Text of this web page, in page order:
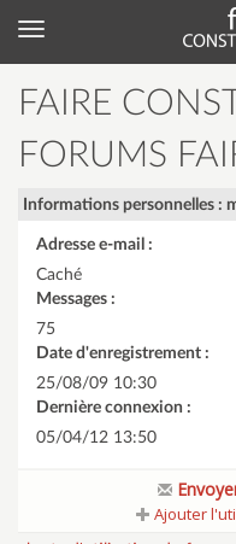
Menu
FAIRE
FORUMS
Informations personnelles :
Adresse e-mail :
Caché
Messages :
75
Date d'enregistrement :
25/08/09 10:30
Dernière connexion :
05/04/12 13:50
Ajouter